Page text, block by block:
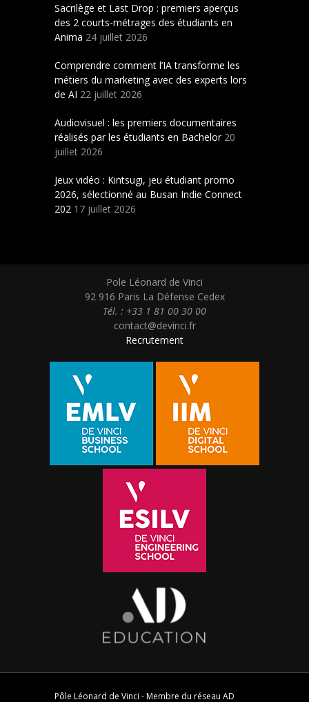
Sacrilège et Last Drop : premiers aperçus
des 2 courts-métrages des étudiants en
Anima 24 juillet 2026
Comprendre comment l’IA transforme les
métiers du marketing avec des experts lors
de AI 22 juillet 2026
Audiovisuel : les premiers documentaires
réalisés par les étudiants en Bachelor 20
juillet 2026
Jeux vidéo : Kintsugi, jeu étudiant promo
2026, sélectionné au Busan Indie Connect
202 17 juillet 2026
Pole Léonard de Vinci
92 916 Paris La Défense Cedex
Tél. : +33 1 81 00 30 00
contact@devinci.fr
Recrutement
Pôle Léonard de Vinci - Membre du réseau AD